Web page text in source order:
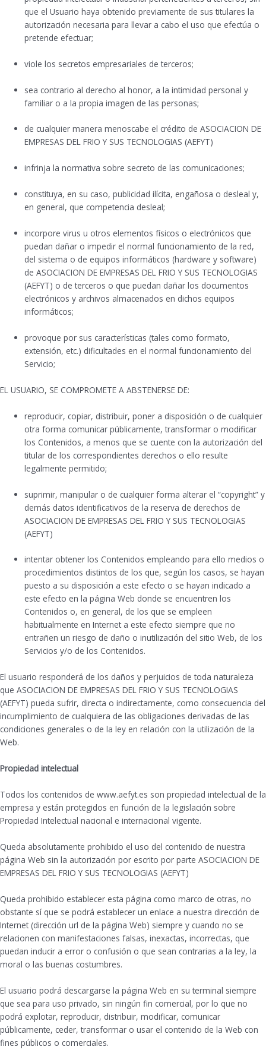
que el Usuario haya obtenido previamente de sus titulares la
autorización necesaria para llevar a cabo el uso que efectúa o
pretende efectuar;
viole los secretos empresariales de terceros;
sea contrario al derecho al honor, a la intimidad personal y
familiar o a la propia imagen de las personas;
de cualquier manera menoscabe el crédito de ASOCIACION DE
EMPRESAS DEL FRIO Y SUS TECNOLOGIAS (AEFYT)
infrinja la normativa sobre secreto de las comunicaciones;
constituya, en su caso, publicidad ilícita, engañosa o desleal y,
en general, que competencia desleal;
incorpore virus u otros elementos físicos o electrónicos que
puedan dañar o impedir el normal funcionamiento de la red,
del sistema o de equipos informáticos (hardware y software)
de ASOCIACION DE EMPRESAS DEL FRIO Y SUS TECNOLOGIAS
(AEFYT) o de terceros o que puedan dañar los documentos
electrónicos y archivos almacenados en dichos equipos
informáticos;
provoque por sus características (tales como formato,
extensión, etc.) dificultades en el normal funcionamiento del
Servicio;
EL USUARIO, SE COMPROMETE A ABSTENERSE DE:
reproducir, copiar, distribuir, poner a disposición o de cualquier
otra forma comunicar públicamente, transformar o modificar
los Contenidos, a menos que se cuente con la autorización del
titular de los correspondientes derechos o ello resulte
legalmente permitido;
suprimir, manipular o de cualquier forma alterar el “copyright” y
demás datos identificativos de la reserva de derechos de
ASOCIACION DE EMPRESAS DEL FRIO Y SUS TECNOLOGIAS
(AEFYT)
intentar obtener los Contenidos empleando para ello medios o
procedimientos distintos de los que, según los casos, se hayan
puesto a su disposición a este efecto o se hayan indicado a
este efecto en la página Web donde se encuentren los
Contenidos o, en general, de los que se empleen
habitualmente en Internet a este efecto siempre que no
entrañen un riesgo de daño o inutilización del sitio Web, de los
Servicios y/o de los Contenidos.
El usuario responderá de los daños y perjuicios de toda naturaleza
que ASOCIACION DE EMPRESAS DEL FRIO Y SUS TECNOLOGIAS
(AEFYT) pueda sufrir, directa o indirectamente, como consecuencia del
incumplimiento de cualquiera de las obligaciones derivadas de las
condiciones generales o de la ley en relación con la utilización de la
Web.
Propiedad intelectual
Todos los contenidos de www.aefyt.es son propiedad intelectual de la
empresa y están protegidos en función de la legislación sobre
Propiedad Intelectual nacional e internacional vigente.
Queda absolutamente prohibido el uso del contenido de nuestra
página Web sin la autorización por escrito por parte ASOCIACION DE
EMPRESAS DEL FRIO Y SUS TECNOLOGIAS (AEFYT)
Queda prohibido establecer esta página como marco de otras, no
obstante sí que se podrá establecer un enlace a nuestra dirección de
Internet (dirección url de la página Web) siempre y cuando no se
relacionen con manifestaciones falsas, inexactas, incorrectas, que
puedan inducir a error o confusión o que sean contrarias a la ley, la
moral o las buenas costumbres.
El usuario podrá descargarse la página Web en su terminal siempre
que sea para uso privado, sin ningún fin comercial, por lo que no
podrá explotar, reproducir, distribuir, modificar, comunicar
públicamente, ceder, transformar o usar el contenido de la Web con
fines públicos o comerciales.